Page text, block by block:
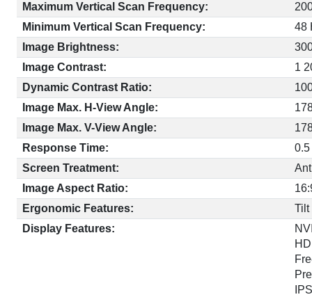
Maximum Vertical Scan Frequency:
Minimum Vertical Scan Frequency:
48
Image Brightness:
Image Contrast:
1
Dynamic Contrast Ratio:
Image Max. H-View Angle:
Image Max. V-View Angle:
Response Time:
Screen Treatment:
Image Aspect Ratio:
Ergonomic Features:
Tilt
Display Features: